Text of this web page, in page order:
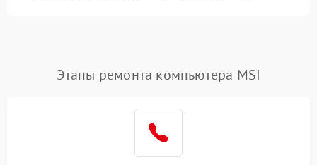
Этапы ремонта компьютера MSI